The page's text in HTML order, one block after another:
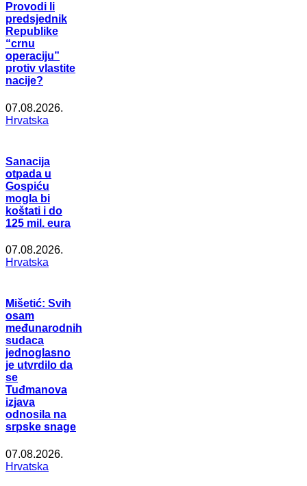
Provodi li
predsjednik
Republike
“crnu
operaciju”
protiv vlastite
nacije?
07.08.2026.
Hrvatska
Sanacija
otpada u
Gospiću
mogla bi
koštati i do
125 mil. eura
07.08.2026.
Hrvatska
Mišetić: Svih
osam
međunarodnih
sudaca
jednoglasno
je utvrdilo da
se
Tuđmanova
izjava
odnosila na
srpske snage
07.08.2026.
Hrvatska